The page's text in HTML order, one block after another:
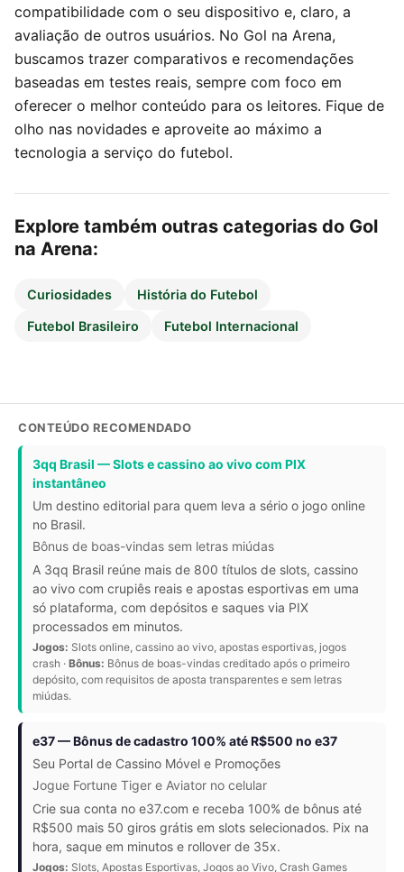
compatibilidade com o seu dispositivo e, claro, a
avaliação de outros usuários. No Gol na Arena,
buscamos trazer comparativos e recomendações
baseadas em testes reais, sempre com foco em
oferecer o melhor conteúdo para os leitores. Fique de
olho nas novidades e aproveite ao máximo a
tecnologia a serviço do futebol.
Explore também outras categorias do Gol
na Arena:
Curiosidades História do Futebol
Futebol Brasileiro Futebol Internacional
CONTEÚDO RECOMENDADO
3qq Brasil — Slots e cassino ao vivo com PIX
instantâneo
Um destino editorial para quem leva a sério o jogo online
no Brasil.
Bônus de boas-vindas sem letras miúdas
A 3qq Brasil reúne mais de 800 títulos de slots, cassino
ao vivo com crupiês reais e apostas esportivas em uma
só plataforma, com depósitos e saques via PIX
processados em minutos.
Jogos: Slots online, cassino ao vivo, apostas esportivas, jogos
crash · Bônus: Bônus de boas-vindas creditado após o primeiro
depósito, com requisitos de aposta transparentes e sem letras
miúdas.
e37 — Bônus de cadastro 100% até R$500 no e37
Seu Portal de Cassino Móvel e Promoções
Jogue Fortune Tiger e Aviator no celular
Crie sua conta no e37.com e receba 100% de bônus até
R$500 mais 50 giros grátis em slots selecionados. Pix na
hora, saque em minutos e rollover de 35x.
Jogos: Slots, Apostas Esportivas, Jogos ao Vivo, Crash Games